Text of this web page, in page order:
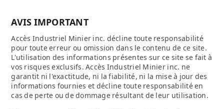
AVIS IMPORTANT
Accès Industriel Minier inc. décline toute responsabilité
pour toute erreur ou omission dans le contenu de ce site.
L'utilisation des informations présentes sur ce site se fait à
vos risques exclusifs. Accès Industriel Minier inc. ne
garantit ni l'exactitude, ni la fiabilité, ni la mise à jour des
informations fournies et décline toute responsabilité en
cas de perte ou de dommage résultant de leur utilisation.